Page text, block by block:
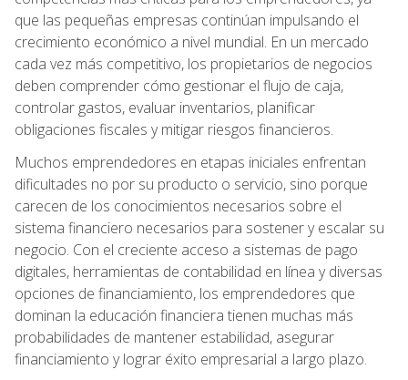
que las pequeñas empresas continúan impulsando el
crecimiento económico a nivel mundial. En un mercado
cada vez más competitivo, los propietarios de negocios
deben comprender cómo gestionar el flujo de caja,
controlar gastos, evaluar inventarios, planificar
obligaciones fiscales y mitigar riesgos financieros.
Muchos emprendedores en etapas iniciales enfrentan
dificultades no por su producto o servicio, sino porque
carecen de los conocimientos necesarios sobre el
sistema financiero necesarios para sostener y escalar su
negocio. Con el creciente acceso a sistemas de pago
digitales, herramientas de contabilidad en línea y diversas
opciones de financiamiento, los emprendedores que
dominan la educación financiera tienen muchas más
probabilidades de mantener estabilidad, asegurar
financiamiento y lograr éxito empresarial a largo plazo.